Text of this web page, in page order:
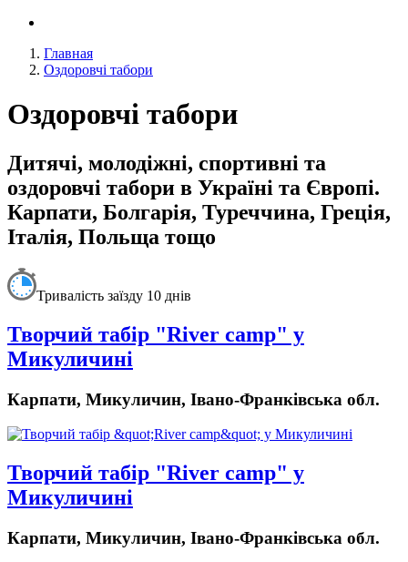
Главная
Оздоровчі табори
Оздоровчі табори
Дитячі, молодіжні, спортивні та
оздоровчі табори в Україні та Європі.
Карпати, Болгарія, Туреччина, Греція,
Італія, Польща тощо
Тривалість заїзду 10 днів
Творчий табір "River camp" у
Микуличині
Карпати, Микуличин, Івано-Франківська обл.
Творчий табір "River camp" у
Микуличині
Карпати, Микуличин, Івано-Франківська обл.